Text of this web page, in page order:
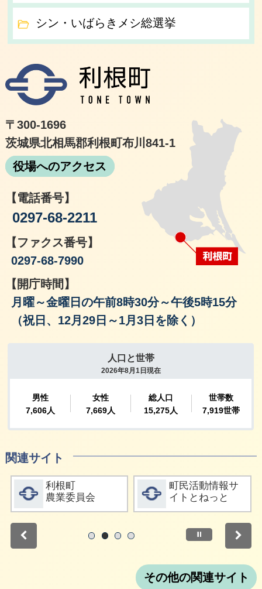
シン・いばらきメシ総選挙
〒300-1696
茨城県北相馬郡利根町布川841-1
役場へのアクセス
【電話番号】
0297-68-2211
【ファクス番号】
0297-68-7990
【開庁時間】
月曜～金曜日の午前8時30分～午後5時15分
（祝日、12月29日～1月3日を除く）
関連サイト
詳細をみる
利根町
農業委員会
詳細をみる
町民活動情報サ
イトとねっと
停止
その他の関連サイト